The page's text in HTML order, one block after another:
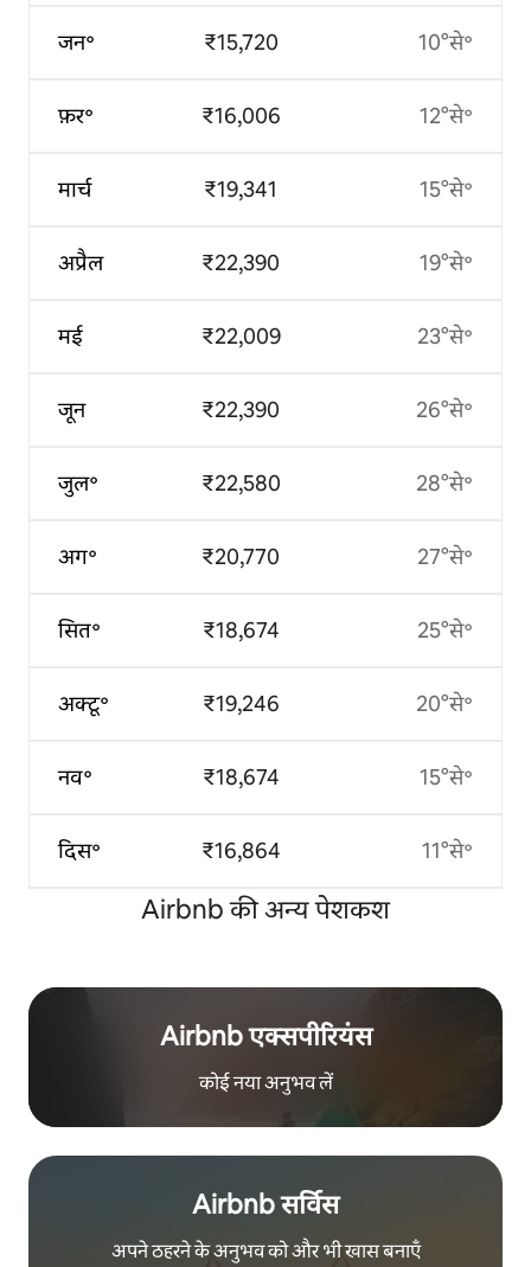
जन॰
फ़र॰
मार्च
अप्रैल
मई
जून
जुल॰
अग॰
सित॰
अक्टू॰
नव॰
दिस॰
₹15,720
₹16,006
₹19,341
₹22,390
₹22,009
₹22,390
₹22,580
₹20,770
₹18,674
₹19,246
₹18,674
₹16,864
10°से॰
12°से॰
15°से॰
19°से॰
23°से॰
26°से॰
28°से॰
27°से॰
25°से॰
20°से॰
15°से॰
11°से॰
Airbnb की अन्य पेशकश
Airbnb एक्सपीरियंस
कोई नया अनुभव लें
Airbnb सर्विस
अपने ठहरने के अनुभव को और भी खास बनाएँ